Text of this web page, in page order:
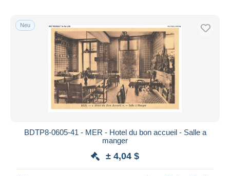
Neu
BDTP8-0605-41 - MER - Hotel du bon accueil - Salle a
manger
± 4,04 $